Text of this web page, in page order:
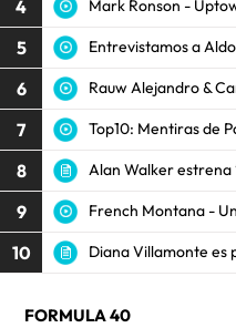
4 Mark Ronson -
5 Entrevistamos a
6 Rauw Alejandro &
7 Top10: Mentiras de
8 Alan Walker estrena
9 French Montana -
10 Diana Villamonte es
FORMULA 40